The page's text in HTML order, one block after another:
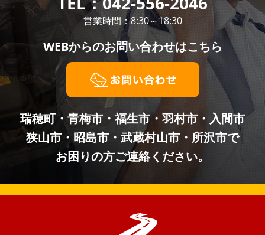
営業時間：8:30～18:30
WEBからのお問い合わせはこちら
瑞穂町・青梅市・福生市・羽村市・入間市
狭山市・昭島市・武蔵村山市・所沢市で
お困りの方ご連絡ください。